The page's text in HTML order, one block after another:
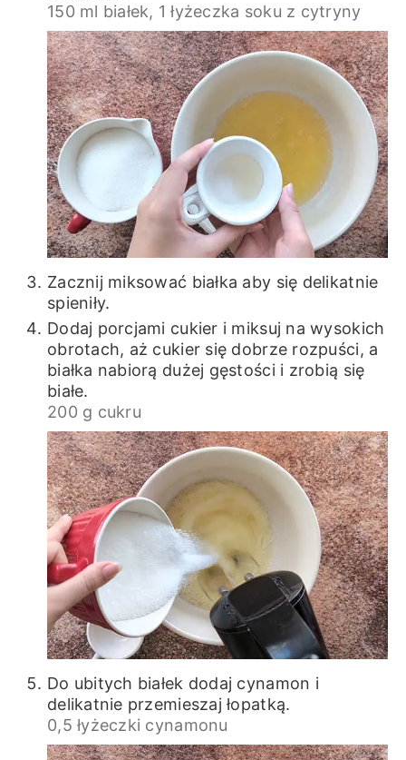
150 ml białek, 1 łyżeczka soku z cytryny
Zacznij miksować białka aby się delikatnie
spieniły.
Dodaj porcjami cukier i miksuj na wysokich
obrotach, aż cukier się dobrze rozpuści, a
białka nabiorą dużej gęstości i zrobią się
białe.
200 g cukru
Do ubitych białek dodaj cynamon i
delikatnie przemieszaj łopatką.
0,5 łyżeczki cynamonu